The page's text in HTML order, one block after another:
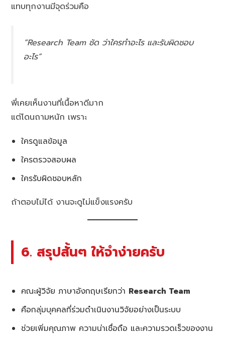
แทบทุกงานมีจุดร่วมคือ
“Research Team ชัด ว่าใครทำอะไร และรับผิดชอบ
อะไร”
พี่เคยเห็นงานที่เนื้อหาดีมาก
แต่โดนถามหนัก เพราะ
ใครดูแลข้อมูล
ใครตรวจสอบผล
ใครรับผิดชอบหลัก
ถ้าตอบไม่ได้ งานจะดูไม่แข็งแรงครับ
6. สรุปสั้นๆ ให้จำง่ายครับ
คณะผู้วิจัย ภาษาอังกฤษเรียกว่า Research Team
คือกลุ่มบุคคลที่ร่วมดำเนินงานวิจัยอย่างเป็นระบบ
ช่วยเพิ่มคุณภาพ ความน่าเชื่อถือ และความรวดเร็วของงาน